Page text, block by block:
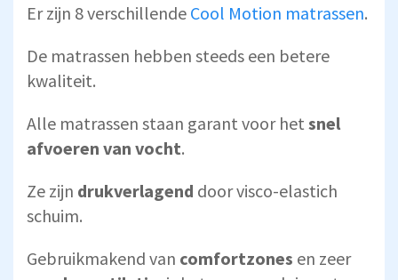
Er zijn 8 verschillende Cool Motion matrassen.
De matrassen hebben steeds een betere
kwaliteit.
Alle matrassen staan garant voor het snel
afvoeren van vocht.
Ze zijn drukverlagend door visco-elastich
schuim.
Gebruikmakend van comfortzones en zeer